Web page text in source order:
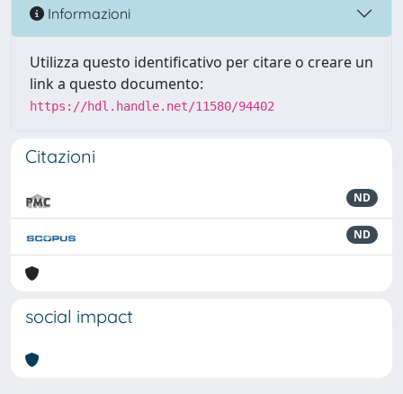
Informazioni
Utilizza questo identificativo per citare o creare un
link a questo documento:
https://hdl.handle.net/11580/94402
Citazioni
ND
ND
social impact